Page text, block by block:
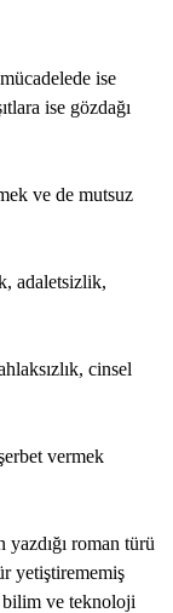
ise
ise gözdağı
ve de mutsuz
adaletsizlik,
cinsel
vermek
yazdığı roman türü
yetiştirememiş
bilim ve teknoloji